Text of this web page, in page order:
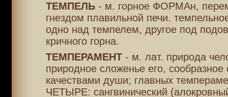
ТЕМПЕЛЬ- м. горное ФОРМАн,
гнездом плавильной печи.
одно над темпелем, другое под
кричного горна.
ТЕМПЕРАМЕНТ- м. лат. природа
природное сложенье его,
качествами души; главных
ЧЕТЫРЕ: сангвинический